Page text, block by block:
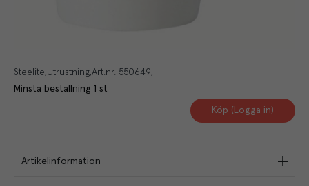
Steelite Utrustning Art.nr. 550649
Minsta beställning 1 st
Köp (Logga in)
Artikelinformation